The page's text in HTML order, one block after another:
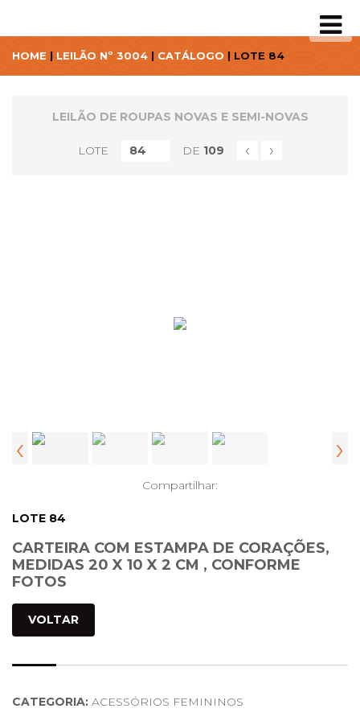
HOME | LEILÃO Nº 3004 | CATÁLOGO | LOTE 84
LEILÃO DE ROUPAS NOVAS E SEMI-NOVAS
LOTE DE 109 ‹ ›
‹ ›
Compartilhar:
LOTE 84
CARTEIRA COM ESTAMPA DE CORAÇÕES,
MEDIDAS 20 X 10 X 2 CM , CONFORME
FOTOS
VOLTAR
CATEGORIA: ACESSÓRIOS FEMININOS